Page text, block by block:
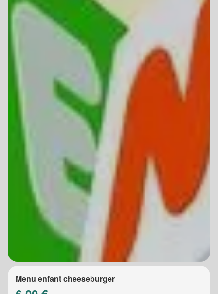
Menu enfant cheeseburger